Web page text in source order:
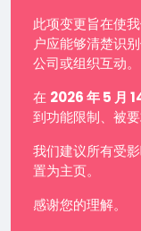
此项变更旨在使
户应能够清楚识
公司或组织互动。
在 2026 年 5 月
到功能限制、被
我们建议所有受
置为主页。
感谢您的理解。